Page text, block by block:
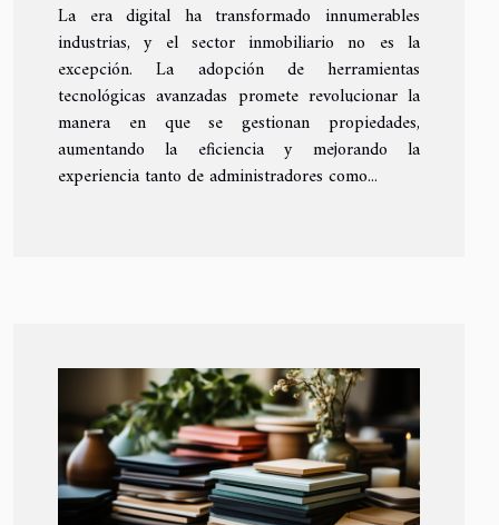
La era digital ha transformado innumerables
industrias, y el sector inmobiliario no es la
excepción. La adopción de herramientas
tecnológicas avanzadas promete revolucionar la
manera en que se gestionan propiedades,
aumentando la eficiencia y mejorando la
experiencia tanto de administradores como...